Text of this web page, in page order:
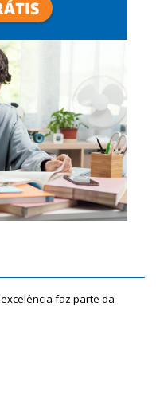
excelência faz parte da